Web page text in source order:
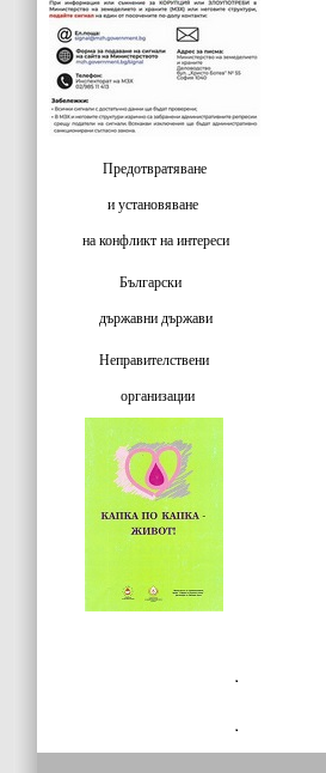
Предотвратяване
и установяване
на конфликт на интереси
Български
държавни държави
Неправителствени
организации